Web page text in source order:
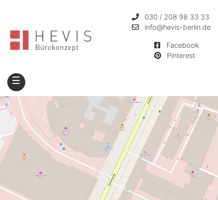
030 / 208 98 33 33
info@hevis-berlin.de
Facebook
Pinterest
☰